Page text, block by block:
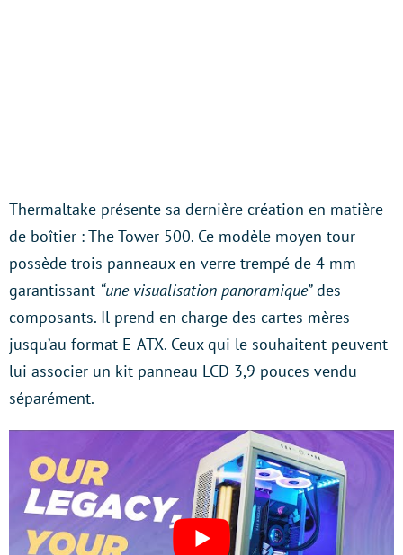
Thermaltake présente sa dernière création en matière
de boîtier : The Tower 500. Ce modèle moyen tour
possède trois panneaux en verre trempé de 4 mm
garantissant “une visualisation panoramique”des
composants. Il prend en charge des cartes mères
jusqu’au format E-ATX. Ceux qui le souhaitent peuvent
lui associer un kit panneau LCD 3,9 pouces vendu
séparément.